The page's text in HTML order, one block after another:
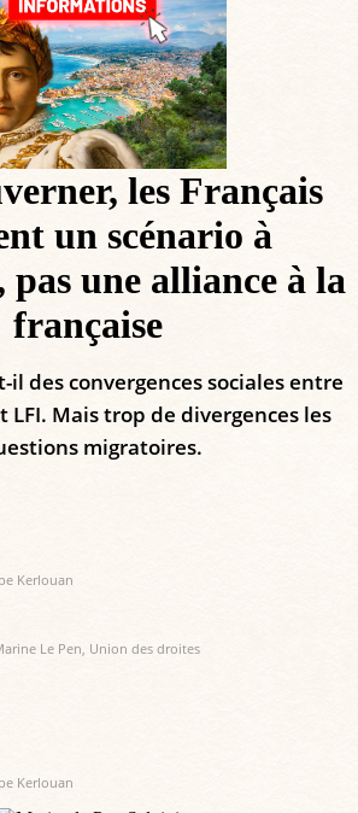
les Français
un scénario à
pas une alliance à la
française
il des convergences sociales entre
LFI. Mais trop de divergences les
migratoires.
Kerlouan
Le Pen, Union des droites
Kerlouan